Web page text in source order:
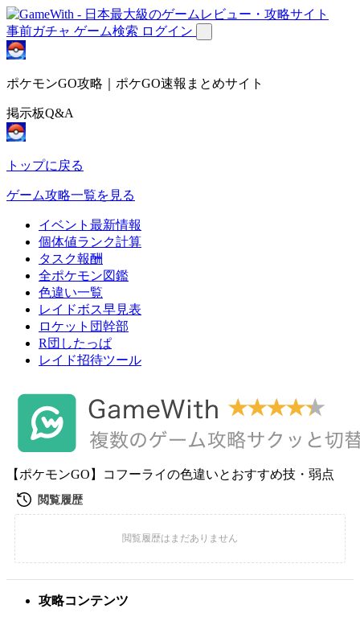
事前ガチャ ゲーム検索 ログイン
ポケモンGO攻略｜ポケGO速報まとめサイト
掲示板Q&A
トップに戻る
ゲーム攻略一覧を見る
イベント最新情報
個体値ランク計算
タスク報酬
全ポケモン図鑑
色違い一覧
レイドボス早見表
ロケット団幹部
R団したっぱ
レイド招待ツール
【ポケモンGO】コフーライの色違いとおすすめ技・弱点
攻略コンテンツ